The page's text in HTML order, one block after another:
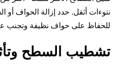
نتوءات أثقل. حدد إزالة الحواف
للحفاظ على حواف نظيفة وتجنب
تشطيب السطح